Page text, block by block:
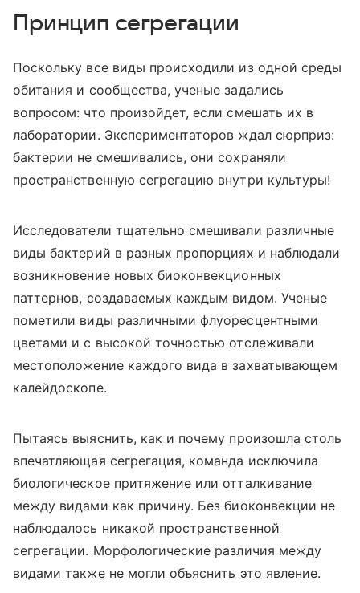
Принцип сегрегации
Поскольку все виды происходили из одной среды
обитания и сообщества, ученые задались
вопросом: что произойдет, если смешать их в
лаборатории. Экспериментаторов ждал сюрприз:
бактерии не смешивались, они сохраняли
пространственную сегрегацию внутри культуры!
Исследователи тщательно смешивали различные
виды бактерий в разных пропорциях и наблюдали
возникновение новых биоконвекционных
паттернов, создаваемых каждым видом. Ученые
пометили виды различными флуоресцентными
цветами и с высокой точностью отслеживали
местоположение каждого вида в захватывающем
калейдоскопе.
Пытаясь выяснить, как и почему произошла столь
впечатляющая сегрегация, команда исключила
биологическое притяжение или отталкивание
между видами как причину. Без биоконвекции не
наблюдалось никакой пространственной
сегрегации. Морфологические различия между
видами также не могли объяснить это явление.